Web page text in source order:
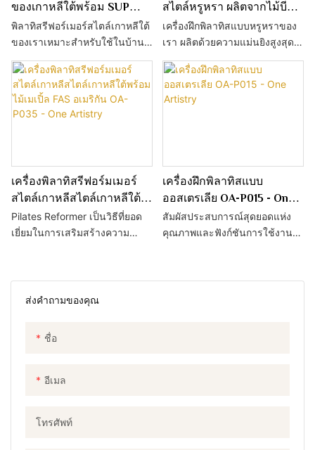
ส่งคำถามของคุณ
ชื่อ
อีเมล
โทรศัพท์
ของเกาหลีใต้พร้อม SUP
Beech เยอรมัน OA-P035B -
One Artistry
พิลาทิสรีฟอร์เมอร์สไตล์เกาหลีใต้
ของเราเหมาะสำหรับใช้ในบ้าน
หรือฟิตเนสที่มีพื้นที่จำกัด
สไตล์หรูหรา ผลิตจากไม้บีช
SUP ของเยอรมัน รุ่น OA-
P025 - One Artistry
เครื่องฝึกพิลาทิสแบบหรูหราของ
เรา ผลิตด้วยความแม่นยิงสูงสุด
โดยใช้วัสดุไม้บีชเกรด SUP
คุณภาพสูงจาก Pollmeier
Lumber ประเทศเยอรมนี เพื่อให้มี
ความทนทานและมั่นคงเป็นพิเศษ
เครื่องพิลาทิสรีฟอร์มเมอร์
สไตล์เกาหลีสไตล์เกาหลีใต้
พร้อมไม้เมเปิ้ล FAS อเมริกัน
OA-P035 - One Artistry
Pilates Reformer เป็นวิธีที่ยอด
เยี่ยมในการเสริมสร้างความ
ออกกำลังกายทั่วร่างกายที่มีแรง
กระแทกต่ำซึ่งจะช่วยให้คุณบรรลุ
เครื่องฝึกพิลาทิสแบบ
ออสเตรเลีย OA-P015 - One
Artistry
สัมผัสประสบการณ์สุดยอดแห่ง
คุณภาพและฟังก์ชันการใช้งาน
ด้วยวัสดุปูพื้นคุณภาพเยี่ยมจากไม้